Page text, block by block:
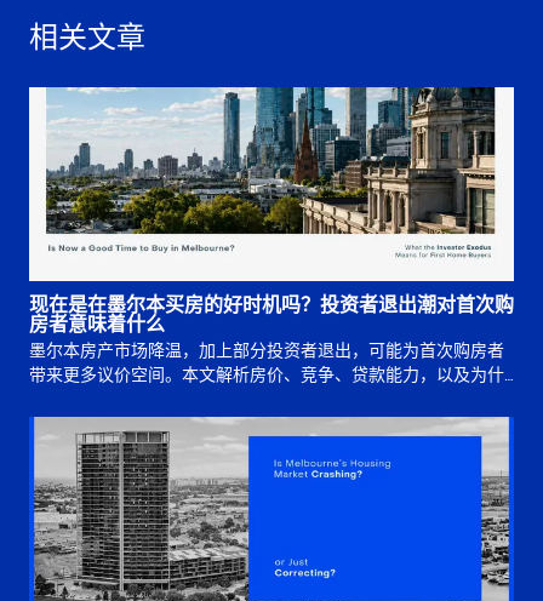
相关文章
现在是在墨尔本买房的好时机吗？投资者退出潮对首次购
房者意味着什么
墨尔本房产市场降温，加上部分投资者退出，可能为首次购房者
带来更多议价空间。本文解析房价、竞争、贷款能力，以及为什